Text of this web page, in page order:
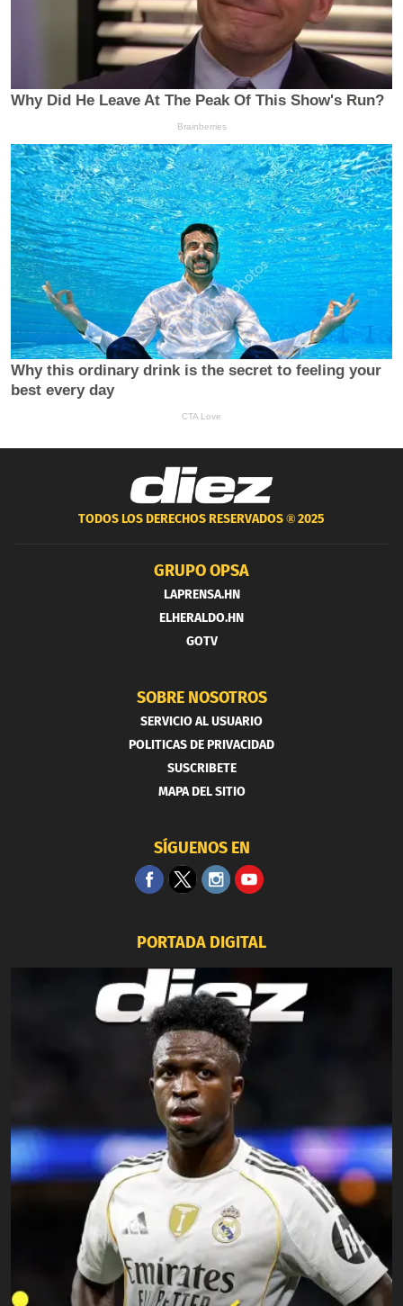
TODOS LOS DERECHOS RESERVADOS ®2025
GRUPO OPSA
LAPRENSA.HN
ELHERALDO.HN
GOTV
SOBRE NOSOTROS
SERVICIO AL USUARIO
POLITICAS DE PRIVACIDAD
SUSCRIBETE
MAPA DEL SITIO
SÍGUENOS EN
PORTADA DIGITAL